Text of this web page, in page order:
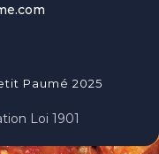
Paumé 2025
Loi 1901